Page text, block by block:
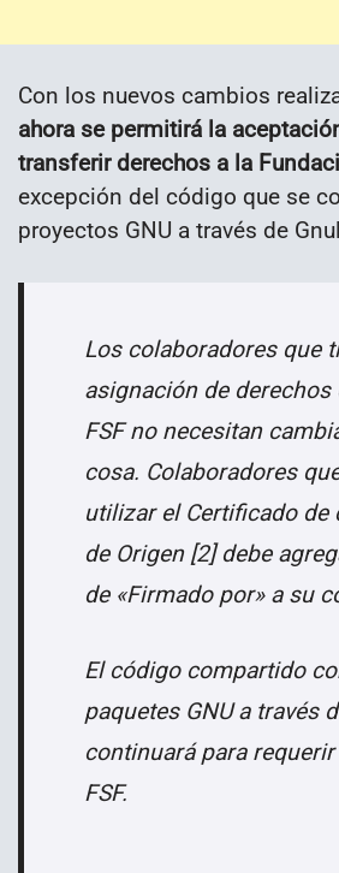
Con los nuevos cambios
ahora se permitirá la
transferir derechos a la
excepción del código que se
proyectos GNU a través de
Los colaboradores que
asignación de derechos
FSF no necesitan
cosa. Colaboradores
utilizar el Certificado de
de Origen [2] debe
de «Firmado por» a su
El código compartido
paquetes GNU a través
continuarápara
FSF.